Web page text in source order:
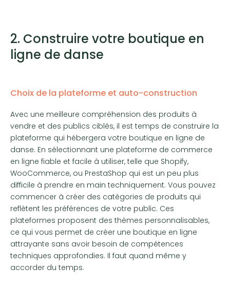
2. Construire votre boutique en
ligne de danse
Choix de la plateforme et auto-construction
Avec une meilleure compréhension des produits à
vendre et des publics ciblés, il est temps de construire la
plateforme qui hébergera votre boutique en ligne de
danse. En sélectionnant une plateforme de commerce
en ligne fiable et facile à utiliser, telle que Shopify,
WooCommerce, ou PrestaShop qui est un peu plus
difficile à prendre en main techniquement. Vous pouvez
commencer à créer des catégories de produits qui
reflètent les préférences de votre public. Ces
plateformes proposent des thèmes personnalisables,
ce qui vous permet de créer une boutique en ligne
attrayante sans avoir besoin de compétences
techniques approfondies. Il faut quand même y
accorder du temps.